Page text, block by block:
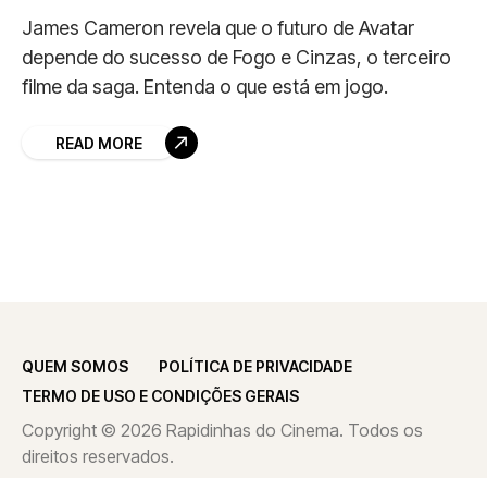
James Cameron revela que o futuro de Avatar
depende do sucesso de Fogo e Cinzas, o terceiro
filme da saga. Entenda o que está em jogo.
READ MORE
QUEM SOMOS
POLÍTICA DE PRIVACIDADE
TERMO DE USO E CONDIÇÕES GERAIS
Copyright © 2026 Rapidinhas do Cinema. Todos os
direitos reservados.